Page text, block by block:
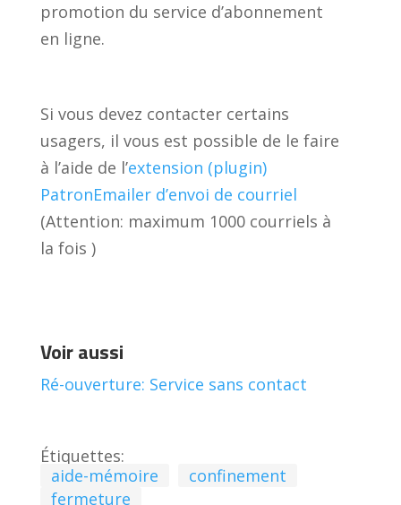
promotion du service d’abonnement
en ligne.
Si vous devez contacter certains
usagers, il vous est possible de le faire
à l’aide de l’extension (plugin)
PatronEmailer d’envoi de courriel
(Attention: maximum 1000 courriels à
la fois )
Voir aussi
Ré-ouverture: Service sans contact
Étiquettes:
aide-mémoire
confinement
fermeture